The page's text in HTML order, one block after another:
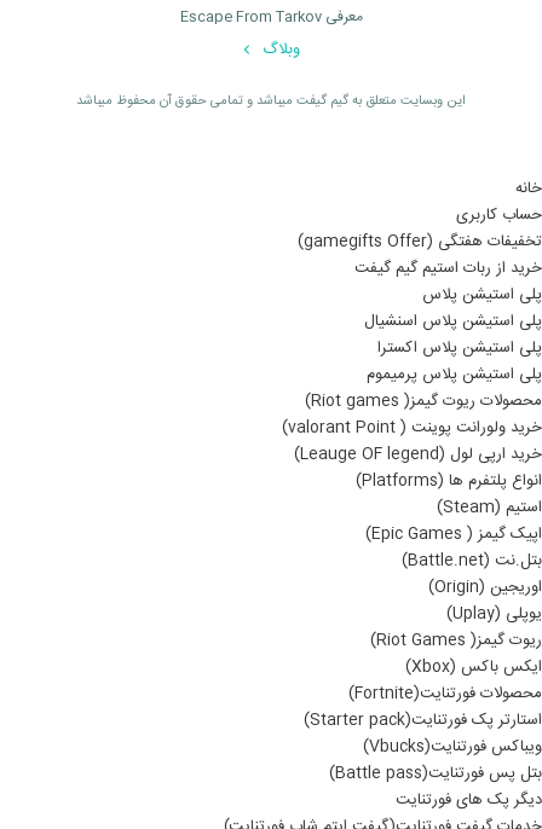
معرفی Escape From Tarkov
وبلاگ
اين وبسايت متعلق به گیم گیفت ميباشد و تمامی حقوق آن محفوظ ميباشد
خانه
حساب کاربری
تخفیفات هفتگی (gamegifts Offer)
خرید از ربات استیم گیم گیفت
پلی استیشن پلاس
پلی استیشن پلاس اسنشیال
پلی استیشن پلاس اکسترا
پلی استیشن پلاس پرمیموم
محصولات ریوت گیمز( Riot games)
خرید ولورانت پوینت ( valorant Point)
خرید ارپی لول (Leauge OF legend)
انواع پلتفرم ها (Platforms)
استیم (Steam)
اپیک گیمز ( Epic Games)
بتل.نت (Battle.net)
اوریجین (Origin)
یوپلی (Uplay)
ریوت گیمز( Riot Games)
ایکس باکس (Xbox)
محصولات فورتنایت(Fortnite)
استارتر پک فورتنایت(Starter pack)
ویباکس فورتنایت(Vbucks)
بتل پس فورتنایت(Battle pass)
دیگر پک های فورتنایت